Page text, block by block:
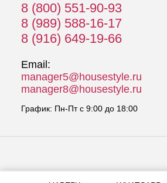
8 (800) 551-90-93
8 (989) 588-16-17
8 (916) 649-19-66
Email:
manager5@housestyle.ru
manager8@housestyle.ru
График: Пн-Пт с 9:00 до 18:00